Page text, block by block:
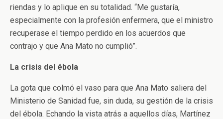
riendas y lo aplique en su totalidad. “Me gustaría,
especialmente con la profesión enfermera, que el ministro
recuperase el tiempo perdido en los acuerdos que
contrajo y que Ana Mato no cumplió”.
La crisis del ébola
La gota que colmó el vaso para que Ana Mato saliera del
Ministerio de Sanidad fue, sin duda, su gestión de la crisis
del ébola. Echando la vista atrás a aquellos días, Martínez